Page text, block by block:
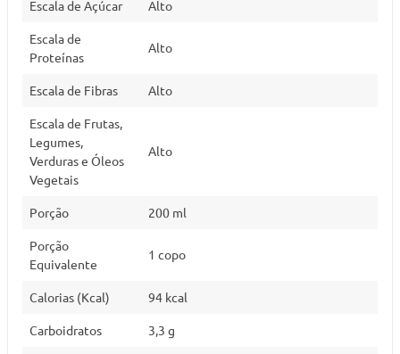
Escala de Açúcar Alto
Escala de
Proteínas
Alto
Escala de Fibras Alto
Escala de Frutas,
Legumes,
Verduras e Óleos
Vegetais
Alto
Porção 200 ml
Porção
Equivalente
1 copo
Calorias (Kcal) 94 kcal
Carboidratos 3,3 g